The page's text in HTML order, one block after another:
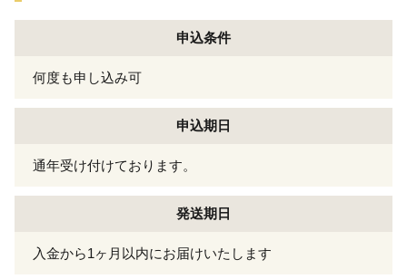
申込条件
何度も申し込み可
申込期日
通年受け付けております。
発送期日
入金から1ヶ月以内にお届けいたします